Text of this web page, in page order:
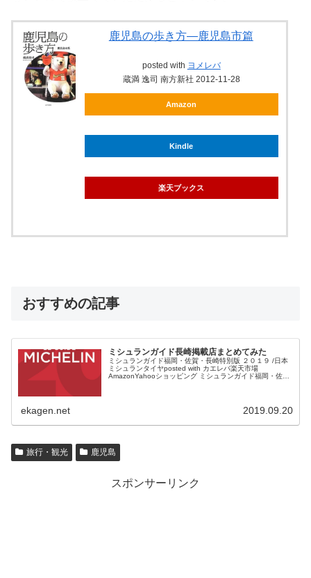
鹿児島の歩き方―鹿児島市篇
posted with ヨメレバ
蔵満 逸司 南方新社 2012-11-28
Amazon
Kindle
楽天ブックス
おすすめの記事
ミシュランガイド長崎掲載店まとめてみた
ミシュランガイド福岡・佐賀・長崎特別版 ２０１９ /日本
ミシュランタイヤposted with カエレバ楽天市場
AmazonYahooショッピング ミシュランガイド福岡・佐
ekagen.net 2019.09.20
旅行・観光 鹿児島
スポンサーリンク